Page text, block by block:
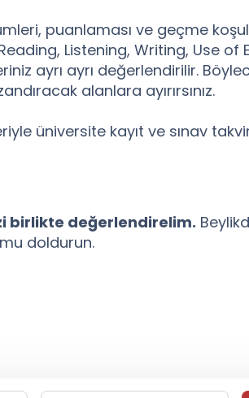
puanlaması ve geçme
Listening, Writing, Use of
ayrı ayrı değerlendirilir.
alanlara ayırırsınız.
üniversite kayıt ve sınav
birlikte değerlendirelim.
doldurun.